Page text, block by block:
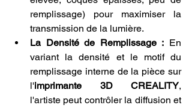
remplissage) pour maximiser la
transmission de la lumière.
La Densité de Remplissage : En
variant la densité et le motif du
remplissage interne de la pièce sur
l'imprimante 3D CREALITY,
l'artiste peut contrôler la diffusion et